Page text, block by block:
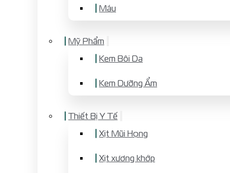
Máu
Mỹ Phẩm
Kem Bôi Da
Kem Dưỡng Ẩm
Thiết Bị Y Tế
Xịt Mũi Họng
Xịt xương khớp